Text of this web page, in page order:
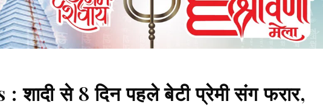
से 8 दिन पहले बेटी प्रेमी संग फरार,